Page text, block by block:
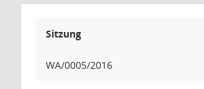
Sitzung
WA/0005/2016